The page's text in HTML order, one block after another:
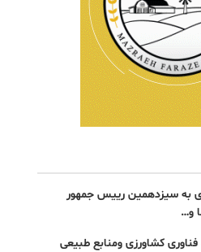
به سیزدهمین رییس جمهور
و…
فناوری کشاورزی و‌منابع طبیعی